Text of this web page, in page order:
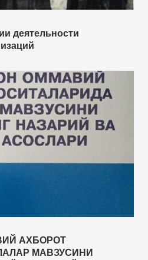
деятельности
АХБОРОТ
МАВЗУСИНИ